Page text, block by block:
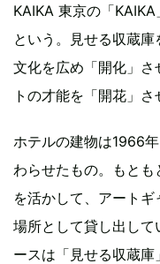
KAIKA 東京の「
という。見せる収蔵
文化を広め「開化」
トの才能を「開花」さ
ホテルの建物は1966
わらせたもの。もと
を活かして、アート
場所として貸し出し
ースは「見せる収蔵